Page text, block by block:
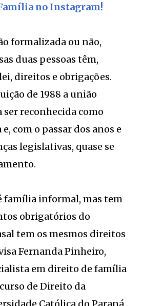
no Instagram!
formalizada ou não,
duas pessoas têm,
direitos e obrigações.
de 1988 a união
ser reconhecida como
com o passar dos anos e
legislativas, quase se
família informal, mas tem
obrigatórios do
tem os mesmos direitos
Fernanda Pinheiro,
em direito de família
de Direito da
Católica do Paraná